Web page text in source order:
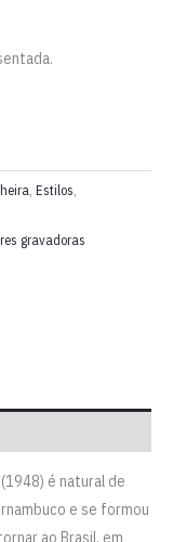
, Estilos,
gravadoras
é natural de
e se formou
ao Brasil, em